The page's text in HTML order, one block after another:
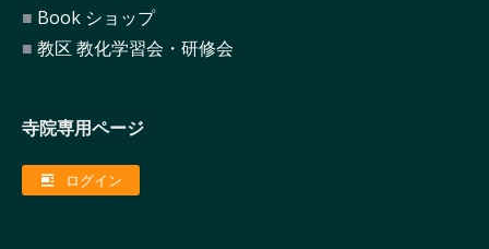
Book ショップ
教区 教化学習会・研修会
寺院専用ページ
ログイン